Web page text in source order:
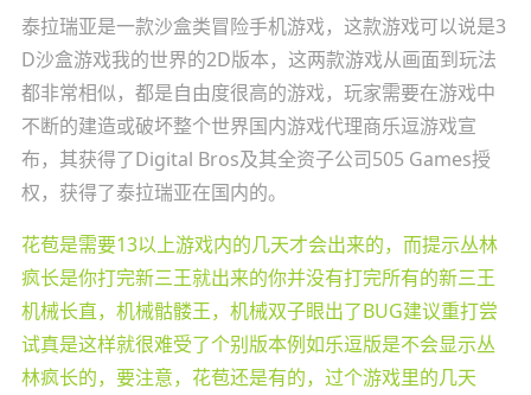
泰拉瑞亚是一款沙盒类冒险手机游戏，这款游戏可以说是3
D沙盒游戏我的世界的2D版本，这两款游戏从画面到玩法
都非常相似，都是自由度很高的游戏，玩家需要在游戏中
不断的建造或破坏整个世界国内游戏代理商乐逗游戏宣
布，其获得了Digital Bros及其全资子公司505 Games授
权，获得了泰拉瑞亚在国内的。
花苞是需要13以上游戏内的几天才会出来的，而提示丛林
疯长是你打完新三王就出来的你并没有打完所有的新三王
机械长直，机械骷髅王，机械双子眼出了BUG建议重打尝
试真是这样就很难受了个别版本例如乐逗版是不会显示丛
林疯长的，要注意，花苞还是有的，过个游戏里的几天